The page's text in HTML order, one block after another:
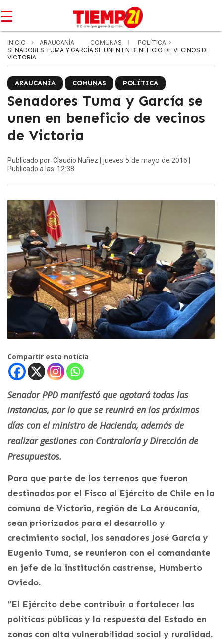
☰
INICIO ARAUCANÍA COMUNAS
POLÍTICA
SENADORES TUMA Y GARCÍA SE UNEN EN BENEFICIO DE VECINOS DE
VICTORIA
ARAUCANÍA COMUNAS POLÍTICA
Senadores Tuma y García se
unen en beneficio de vecinos
de Victoria
Publicado por: Claudio Nuñez | jueves 5 de mayo de 2016
Publicado a las: 12:38
Compartir esta noticia
Senador PPD manifestó que agotará todas las
instancias, por lo que se reunirá en los próximos
días con el ministro de Hacienda, además de
realizar gestiones con Contraloría y Dirección de
Presupuestos.
Para que parte de los terrenos que fueron
destinados por el Fisco al Ejército de Chile en la
comuna de Victoria, región de La Araucanía,
sean priorizados para el desarrollo y
crecimiento social, los senadores José García y
Eugenio Tuma, se reunieron con el comandante
en jefe de la institución castrense, Humberto
Oviedo.
“El Ejército debe contribuir a fortalecer las
políticas públicas y la respuesta del Estado en
zonas con alta vulnerabilidad social y ruralidad.